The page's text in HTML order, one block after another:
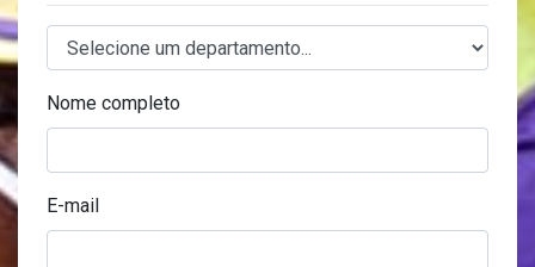
Nome completo
E-mail